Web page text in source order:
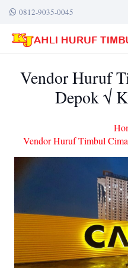
0812-9035-0045
Vendor Huruf
Depok √
Vendor Huruf Timbul